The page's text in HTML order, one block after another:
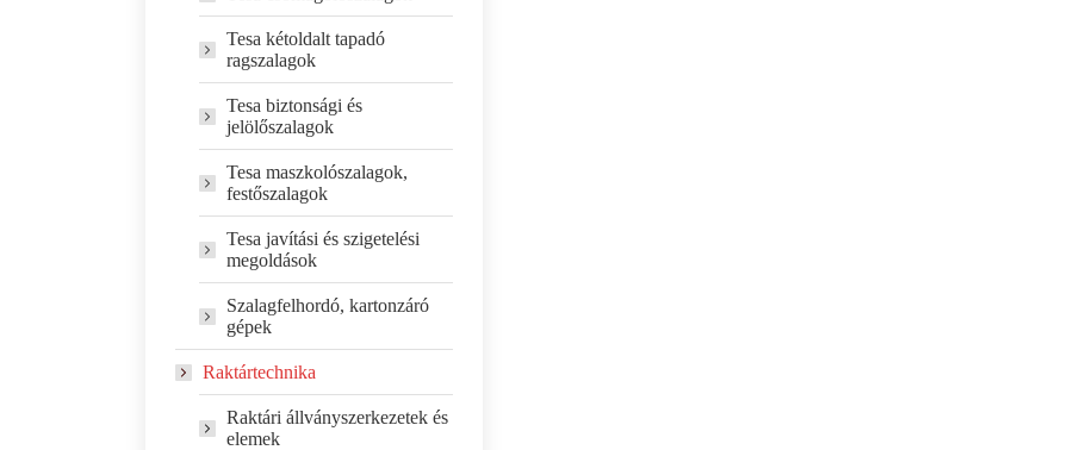
Tesa kétoldalt tapadó
ragszalagok
Tesa biztonsági és
jelölőszalagok
Tesa maszkolószalagok,
festőszalagok
Tesa javítási és szigetelési
megoldások
Szalagfelhordó, kartonzáró
gépek
Raktártechnika
Raktári állványszerkezetek és
elemek